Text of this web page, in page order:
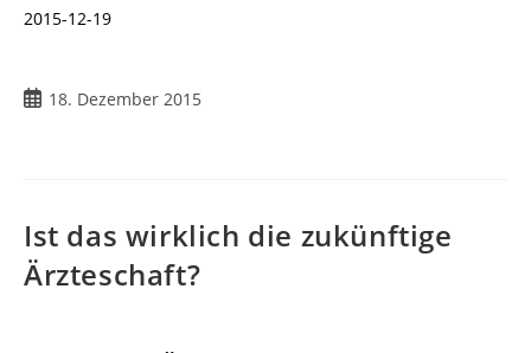
2015-12-19
Beitrag18. Dezember 2015
Ist das wirklich die zukünftige
Ärzteschaft?